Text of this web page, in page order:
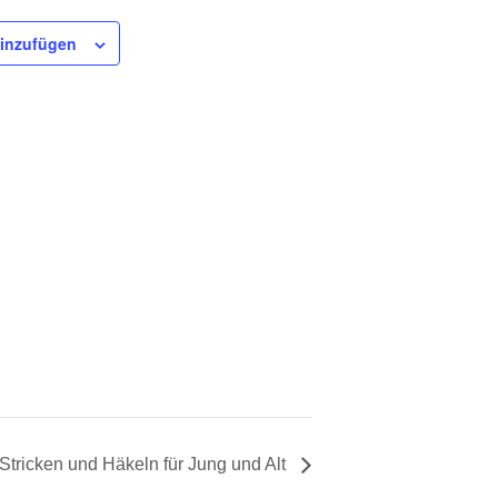
Stricken und Häkeln für Jung und Alt